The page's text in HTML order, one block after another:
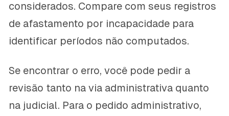
considerados. Compare com seus registros
de afastamento por incapacidade para
identificar períodos não computados.
Se encontrar o erro, você pode pedir a
revisão tanto na via administrativa quanto
na judicial. Para o pedido administrativo,